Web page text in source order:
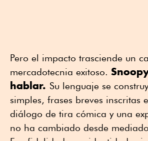
Pero el impacto trasciende un
mercadotecnia exitoso.
hablar. Su lenguaje se
simples, frases breves inscritas
diálogo de tira cómica y una
no ha cambiado desde